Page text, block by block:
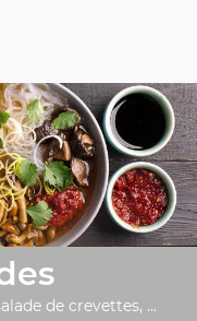
de crevettes, ...